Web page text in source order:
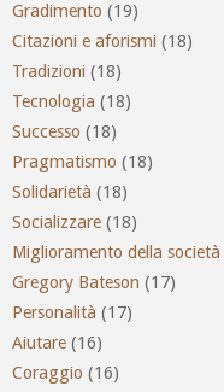
Gradimento (19)
Citazioni e aforismi (18)
Tradizioni (18)
Tecnologia (18)
Successo (18)
Pragmatismo (18)
Solidarietà (18)
Socializzare (18)
Miglioramento della società
Gregory Bateson (17)
Personalità (17)
Aiutare (16)
Coraggio (16)